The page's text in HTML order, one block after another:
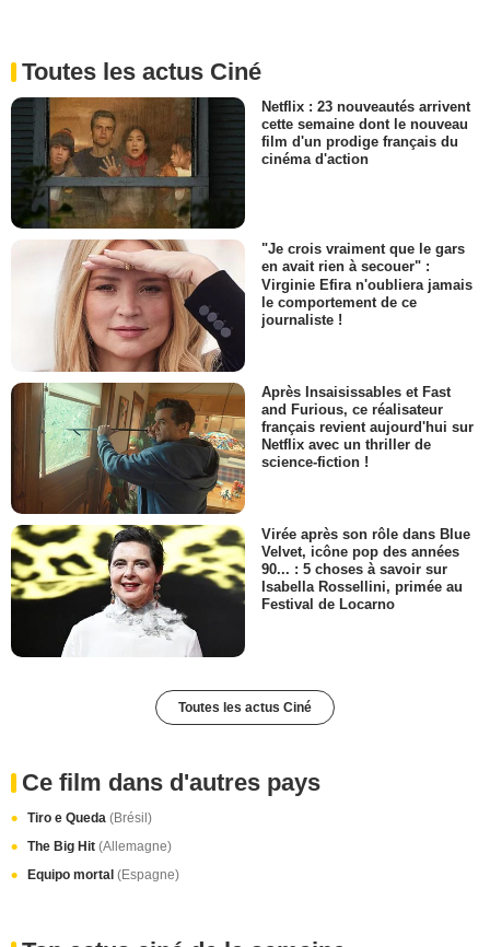
Toutes les actus Ciné
Netflix : 23 nouveautés arrivent
cette semaine dont le nouveau
film d'un prodige français du
cinéma d'action
"Je crois vraiment que le gars
en avait rien à secouer" :
Virginie Efira n'oubliera jamais
le comportement de ce
journaliste !
Après Insaisissables et Fast
and Furious, ce réalisateur
français revient aujourd'hui sur
Netflix avec un thriller de
science-fiction !
Virée après son rôle dans Blue
Velvet, icône pop des années
90... : 5 choses à savoir sur
Isabella Rossellini, primée au
Festival de Locarno
Toutes les actus Ciné
Ce film dans d'autres pays
Tiro e Queda (Brésil)
The Big Hit (Allemagne)
Equipo mortal (Espagne)